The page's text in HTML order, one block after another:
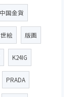
中国金貨
絵 版画
K24IG
PRADA